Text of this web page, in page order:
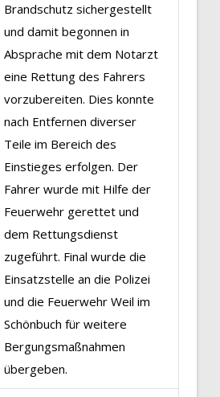
Brandschutz sichergestellt
und damit begonnen in
Absprache mit dem Notarzt
eine Rettung des Fahrers
vorzubereiten. Dies konnte
nach Entfernen diverser
Teile im Bereich des
Einstieges erfolgen. Der
Fahrer wurde mit Hilfe der
Feuerwehr gerettet und
dem Rettungsdienst
zugeführt. Final wurde die
Einsatzstelle an die Polizei
und die Feuerwehr Weil im
Schönbuch für weitere
Bergungsmaßnahmen
übergeben.